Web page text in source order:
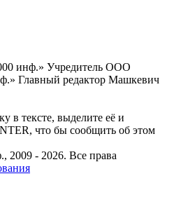
инф.» Учредитель ООО
Главный редактор Машкевич
в тексте, выделите её и
что бы сообщить об этом
2009 - 2026. Все права